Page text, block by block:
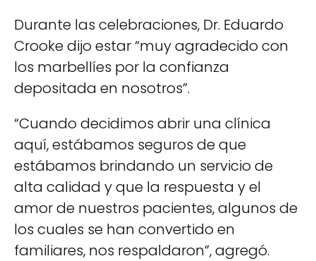
Durante las celebraciones, Dr. Eduardo
Crooke dijo estar “muy agradecido con
los marbellíes por la confianza
depositada en nosotros”.
“Cuando decidimos abrir una clínica
aquí, estábamos seguros de que
estábamos brindando un servicio de
alta calidad y que la respuesta y el
amor de nuestros pacientes, algunos de
los cuales se han convertido en
familiares, nos respaldaron”, agregó.